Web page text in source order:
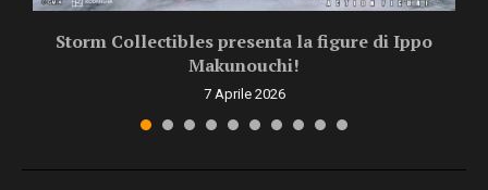
Storm Collectibles presenta la figure di Ippo
Makunouchi!
7 Aprile 2026